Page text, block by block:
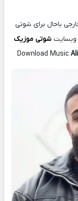
باحال برای شوتی
وبسایتشوتی موزیک
Download Music